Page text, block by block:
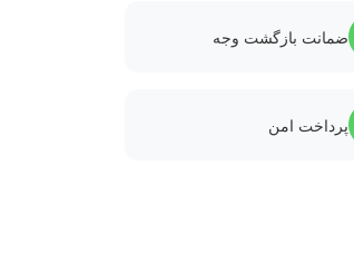
ضمانت بازگشت وجه
پرداخت امن